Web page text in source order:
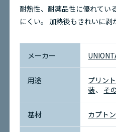
取扱メーカーリンク
環境問題への取り組み
耐熱性、耐薬品性に優れている
にくい。
加熱後もきれいに剥
メーカー
用途 プリン
装
そ
基材 カプト